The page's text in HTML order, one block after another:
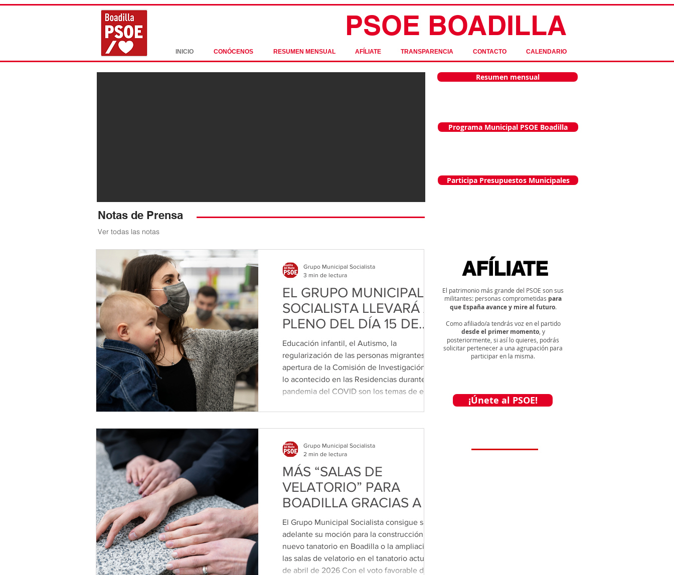
PSOE BOADILLA
INICIO CONÓCENOS RESUMEN MENSUAL AFÍLIATE TRANSPARENCIA CONTACTO CALENDARIO
Notas de Prensa
Ver todas las notas
EL GRUPO MUNICIPAL
SOCIALISTA LLEVARÁ AL
PLENO DEL DÍA 15 DE
MAYO CUATRO
MOCIONES
Educación infantil, el Autismo, la
regularización de las personas migrantes y la
apertura de la Comisión de Investigación sobre
lo acontecido en las Residencias durante la
pandemia del COVID son los temas de este
relacionadas con diferentes cuestiones y
problemas que afectan directamente a los y las
ciudadanas, como el conflicto entre los
profesionales de la Educación Infantil (0-3
años) con
Grupo Municipal Socialista
3 min de lectura
MÁS “SALAS DE
VELATORIO” PARA
BOADILLA GRACIAS A LA
PROPUESTA DEL PSOE
El Grupo Municipal Socialista consigue sacar
adelante su moción para la construcción de un
nuevo tanatorio en Boadilla o la ampliación de
las salas de velatorio en el tanatorio actual. 20
de abril de 2026 Con el voto favorable de
Grupo Municipal Socialista
2 min de lectura
Resumen mensual
Programa Municipal PSOE Boadilla
Participa Presupuestos Municipales
AFÍLIATE
El patrimonio más grande del PSOE son sus
militantes: personas comprometidas para
que España avance y mire al futuro.
Como afiliado/a tendrás voz en el partido
desde el primer momento, y
posteriormente, si así lo quieres, podrás
solicitar pertenecer a una agrupación para
participar en la misma.
¡Únete al PSOE!